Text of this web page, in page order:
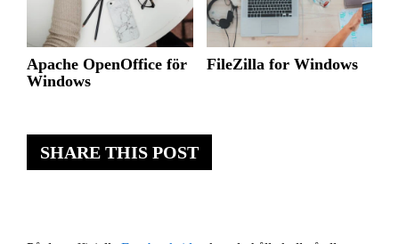
SHARE THIS POST
Apache OpenOffice för
Windows
FileZilla for Windows